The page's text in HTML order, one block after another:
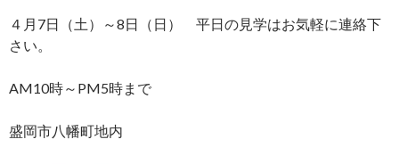
４月7日（土）～8日（日） 平日の見学はお気軽に連絡下
さい。
AM10時～PM5時まで
盛岡市八幡町地内